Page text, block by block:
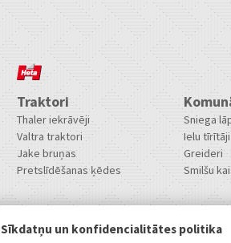
Sīkdatņu un konfidencialitātes politika
Traktori
Thaler iekrāvēji
Valtra traktori
Jake bruņas
Pretslīdēšanas ķēdes
Sniega
Ielu tīrītāji
Greideri
Smilšu
Privātuma politika